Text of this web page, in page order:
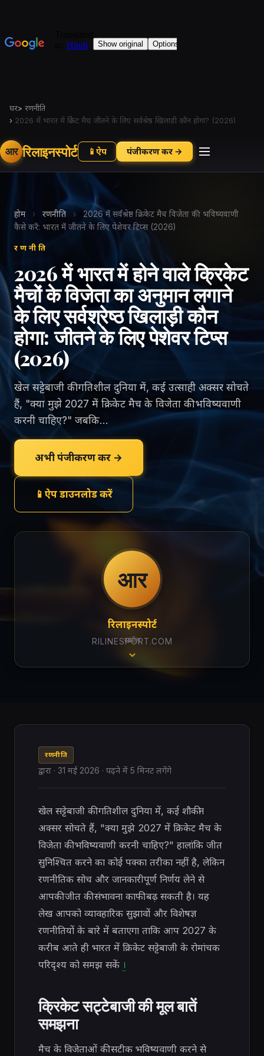
घर> रणनीति
› 2026 में भारत में क्रिकेट मैच जीतने के लिए सर्वश्रेष्ठ खिलाड़ी कौन होगा? (2026)
आर रिलाइनस्पोर्ट 📱 ऐप पंजीकरण करें →
होम › रणनीति ›
2026 में सर्वश्रेष्ठ क्रिकेट मैच विजेता की भविष्यवाणी
कैसे करें: भारत में जीतने के लिए पेशेवर टिप्स (2026)
रणनीति
2026 में भारत में होने वाले क्रिकेट
मैचों के विजेता का अनुमान लगाने
के लिए सर्वश्रेष्ठ खिलाड़ी कौन
होगा: जीतने के लिए पेशेवर टिप्स
(2026)
खेल सट्टेबाजी की गतिशील दुनिया में, कई उत्साही अक्सर सोचते
हैं, "क्या मुझे 2027 में क्रिकेट मैच के विजेता की भविष्यवाणी
करनी चाहिए?" जबकि...
अभी पंजीकरण करें →
📱 ऐप डाउनलोड करें
आर
रिलाइनस्पोर्ट
RILINESPORT.COM
स्क्रॉल
रणनीति
द्वारा · 31 मई 2026 · पढ़ने में 5 मिनट लगेंगे
खेल सट्टेबाजी की गतिशील दुनिया में, कई शौकीन
अक्सर सोचते हैं, "क्या मुझे 2027 में क्रिकेट मैच के
विजेता की भविष्यवाणी करनी चाहिए?" हालांकि जीत
सुनिश्चित करने का कोई पक्का तरीका नहीं है, लेकिन
रणनीतिक सोच और जानकारीपूर्ण निर्णय लेने से
आपकी जीत की संभावना काफी बढ़ सकती है। यह
लेख आपको व्यावहारिक सुझावों और विशेषज्ञ
रणनीतियों के बारे में बताएगा ताकि आप 2027 के
करीब आते ही भारत में क्रिकेट सट्टेबाजी के रोमांचक
परिदृश्य को समझ सकें ।
क्रिकेट सट्टेबाजी की मूल बातें
समझना
मैच के विजेताओं की सटीक भविष्यवाणी करने से